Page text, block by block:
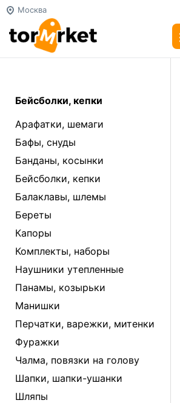
Москва
Бейсболки, кепки
Арафатки, шемаги
Бафы, снуды
Банданы, косынки
Бейсболки, кепки
Балаклавы, шлемы
Береты
Капоры
Комплекты, наборы
Наушники утепленные
Панамы, козырьки
Манишки
Перчатки, варежки, митенки
Фуражки
Чалма, повязки на голову
Шапки, шапки-ушанки
Шляпы